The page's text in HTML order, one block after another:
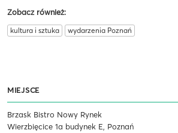
Zobacz również:
kultura i sztuka wydarzenia Poznań
MIEJSCE
Brzask Bistro Nowy Rynek
Wierzbięcice 1a budynek E, Poznań